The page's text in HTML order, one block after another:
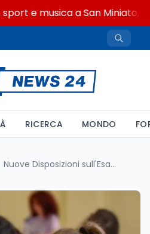
sport e musica a San Miniato,
RICERCA MONDO
Nuove Disposizioni sull'Esame di Maturità: Il Decreto Legge passa all'Esame della Camera